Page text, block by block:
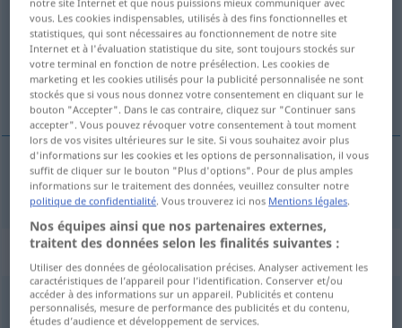
Vue d'ensemble de toutes les traductions
(Pour plus d'informations, cliquez sur/touchez la traduction)
cerebral
cerebral zerebral MED
Synonymes de "zerebral"
geistig,seelisch
vous. Les cookies indispensables, utilisés à des fins fonctionnelles et
statistiques, qui sont nécessaires au fonctionnement de notre site
Internet et à l'évaluation statistique du site, sont toujours stockés sur
votre terminal en fonction de notre présélection. Les cookies de
marketing et les cookies utilisés pour la publicité personnalisée ne sont
stockés que si vous nous donnez votre consentement en cliquant sur le
bouton "Accepter". Dans le cas contraire, cliquez sur "Continuer sans
accepter". Vous pouvez révoquer votre consentement à tout moment
lors de vos visites ultérieures sur le site. Si vous souhaitez avoir plus
d'informations sur les cookies et les options de personnalisation, il vous
suffit de cliquer sur le bouton "Plus d'options". Pour de plus amples
informations sur le traitement des données, veuillez consulter notre
politique de confidentialité . Vous trouverez ici nos Mentions légales
Nos équipes ainsi que nos partenaires externes,
traitent des données selon les finalités suivantes :
Utiliser des données de géolocalisation précises. Analyser activement les
caractéristiques de l’appareil pour l’identification. Conserver et/ou
accéder à des informations sur un appareil. Publicités et contenu
personnalisés, mesure de performance des publicités et du contenu,
études d’audience et développement de services.